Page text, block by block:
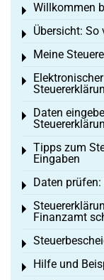
Willkommen
Toggle menu
Übersicht: So
Toggle menu
Meine
Toggle menu
Toggle menu
Daten
Toggle menu
Tipps zum
Eingaben
Toggle menu
Daten
Toggle menu
Finanzamt
Toggle menu
Toggle menu
Hilfe und
Toggle menu